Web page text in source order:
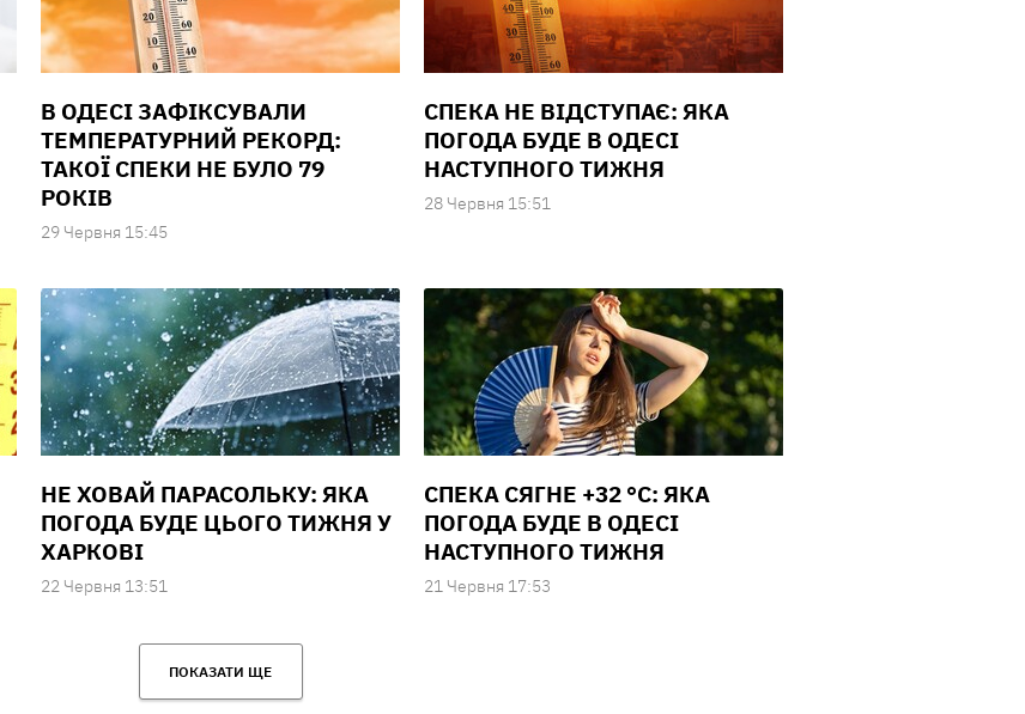
В ОДЕСІ ЗАФІКСУВАЛИ
ТЕМПЕРАТУРНИЙ РЕКОРД:
ТАКОЇ СПЕКИ НЕ БУЛО 79
РОКІВ
29 Червня 15:45
СПЕКА НЕ ВІДСТУПАЄ: ЯКА
ПОГОДА БУДЕ В ОДЕСІ
НАСТУПНОГО ТИЖНЯ
28 Червня 15:51
НЕ ХОВАЙ ПАРАСОЛЬКУ: ЯКА
ПОГОДА БУДЕ ЦЬОГО ТИЖНЯ У
ХАРКОВІ
22 Червня 13:51
СПЕКА СЯГНЕ +32 °С: ЯКА
ПОГОДА БУДЕ В ОДЕСІ
НАСТУПНОГО ТИЖНЯ
21 Червня 17:53
ПОКАЗАТИ ЩЕ